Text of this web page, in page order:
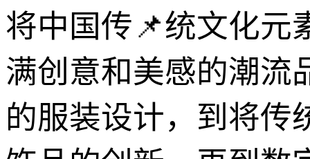
将中国传📌统文化元
满创意和美感的潮流
的服装设计，到将传